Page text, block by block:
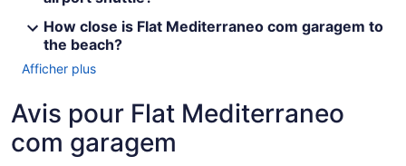
How close is Flat Mediterraneo com garagem to
the beach?
Afficher plus
Avis pour Flat Mediterraneo
com garagem